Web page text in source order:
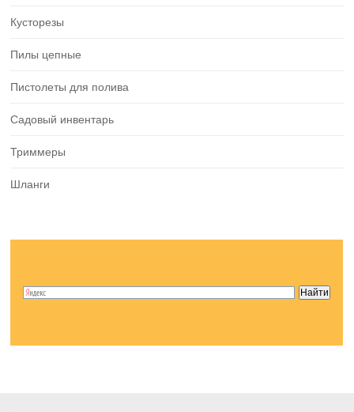
Кусторезы
Пилы цепные
Пистолеты для полива
Садовый инвентарь
Триммеры
Шланги